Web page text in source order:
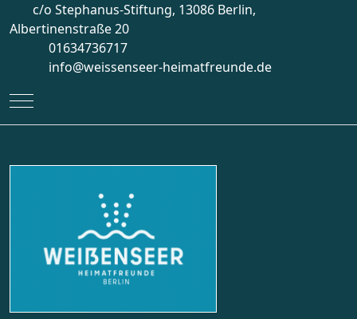
c/o Stephanus-Stiftung, 13086 Berlin,
Albertinenstraße 20
01634736717
info@weissenseer-heimatfreunde.de
Mobile Menu Toggle